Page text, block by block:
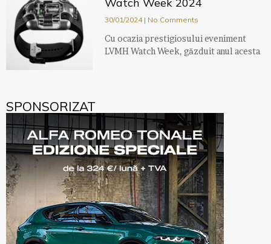
Watch Week 2024
30/01/2024 No Comments
Cu ocazia prestigiosului eveniment
LVMH Watch Week, găzduit anul acesta
SPONSORIZAT